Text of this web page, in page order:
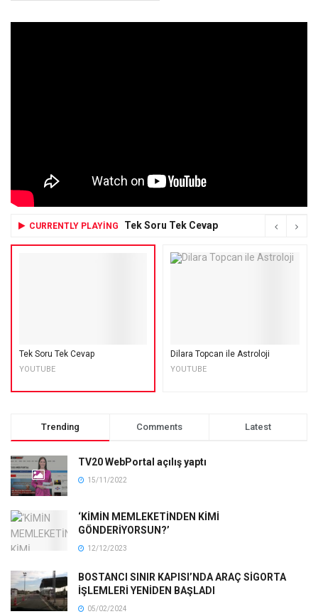
CURRENTLY PLAYING Tek Soru Tek Cevap
Tek Soru Tek Cevap
YOUTUBE
Dilara Topcan ile Astroloji
YOUTUBE
Trending Comments Latest
TV20 WebPortal açılış yaptı
15/11/2022
‘KİMİN MEMLEKETİNDEN KİMİ
GÖNDERİYORSUN?’
12/12/2023
BOSTANCI SINIR KAPISI’NDA ARAÇ SİGORTA
İŞLEMLERİ YENİDEN BAŞLADI
05/02/2024